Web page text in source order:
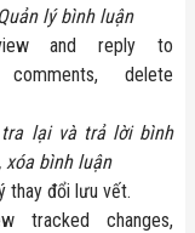
lý bình luận
and reply to
delete
tra lại và trả lời bình
xóa bình luận
thay đổi lưu vết.
tracked changes,